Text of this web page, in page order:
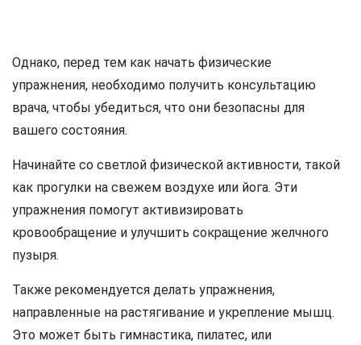
Однако, перед тем как начать физические
упражнения, необходимо получить консультацию
врача, чтобы убедиться, что они безопасны для
вашего состояния.
Начинайте со светлой физической активности, такой
как прогулки на свежем воздухе или йога. Эти
упражнения помогут активизировать
кровообращение и улучшить сокращение желчного
пузыря.
Также рекомендуется делать упражнения,
направленные на растягивание и укрепление мышц.
Это может быть гимнастика, пилатес, или